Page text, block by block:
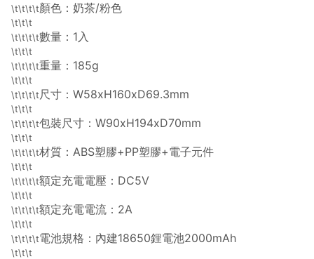
\t\t\t\t顏色：奶茶/粉色
\t\t\t
\t\t\t\t數量：1入
\t\t\t
\t\t\t\t重量：185g
\t\t\t
\t\t\t\t尺寸：W58xH160xD69.3mm
\t\t\t
\t\t\t\t包裝尺寸：W90xH194xD70mm
\t\t\t
\t\t\t\t材質：ABS塑膠+PP塑膠+電子元件
\t\t\t
\t\t\t\t額定充電電壓：DC5V
\t\t\t
\t\t\t\t額定充電電流：2A
\t\t\t
\t\t\t\t電池規格：內建18650鋰電池2000mAh
\t\t\t